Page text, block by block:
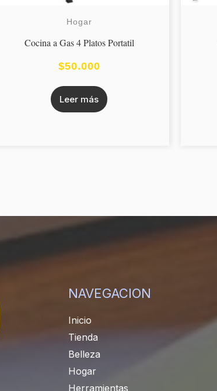
Hogar
Cocina a Gas 4 Platos Portatil
$50.000
Leer más
NAVEGACION
Inicio
Tienda
Belleza
Hogar
Herramientas